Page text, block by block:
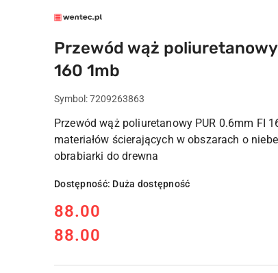
LOGO
WENTEC.PL
Przewód wąż poliuretanowy
160 1mb
Symbol:7209263863
Przewód wąż poliuretanowy PUR 0.6mm FI
materiałów ścierających w obszarach o
obrabiarki do drewna
Dostępność: Duża dostępność
cena:
88.00
Cena:
88.00